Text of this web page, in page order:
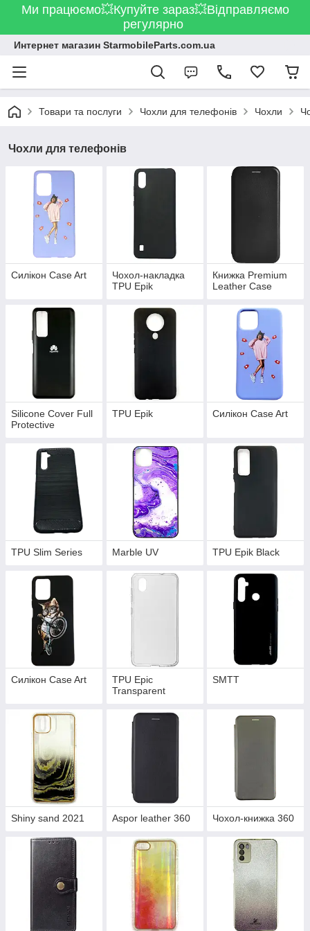
Ми працюємо💥Купуйте зараз💥Відправляємо
регулярно
Интернет магазин StarmobileParts.com.ua
Товари та послуги Чохли для телефонів Чохли
Чохли для телефонів
Силікон Case Art
Чохол-накладка
TPU Epik
Книжка Premium
Leather Case
Silicone Cover Full
Protective
TPU Epik Силікон Case Art
TPU Slim Series Marble UV TPU Epik Black
Силікон Case Art
TPU Epic
Transparent
SMTT
Shiny sand 2021 Aspor leather 360 Чохол-книжка 360